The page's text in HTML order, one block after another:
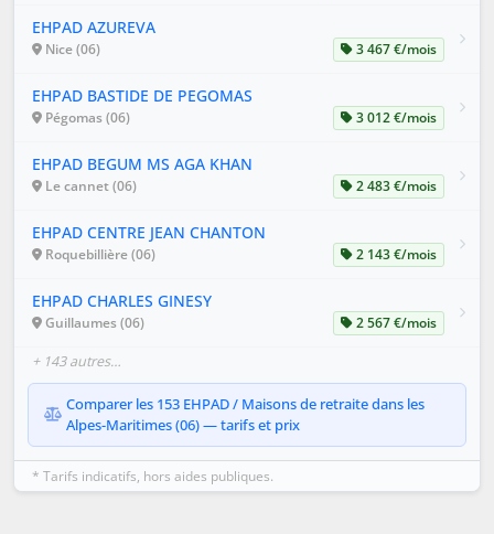
EHPAD AZUREVA
Nice (06) 3 467 €/mois
EHPAD BASTIDE DE PEGOMAS
Pégomas (06) 3 012 €/mois
EHPAD BEGUM MS AGA KHAN
Le cannet (06) 2 483 €/mois
EHPAD CENTRE JEAN CHANTON
Roquebillière (06) 2 143 €/mois
EHPAD CHARLES GINESY
Guillaumes (06) 2 567 €/mois
+ 143 autres…
Comparer les 153 EHPAD / Maisons de retraite dans les
Alpes-Maritimes (06) — tarifs et prix
* Tarifs indicatifs, hors aides publiques.